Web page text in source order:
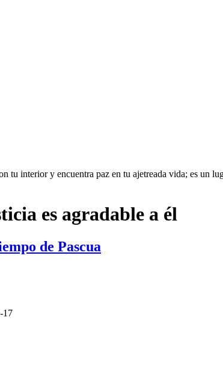
tu interior y encuentra paz en tu ajetreada vida; es un
es agradable a él
de Pascua
17